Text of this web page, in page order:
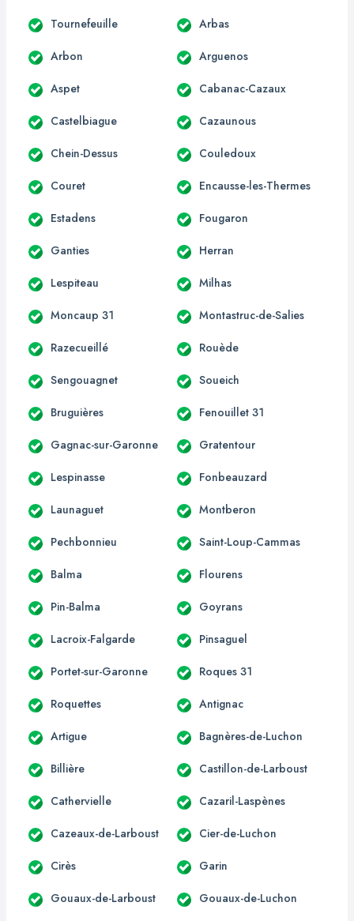
Tournefeuille Arbas
Arbon Arguenos
Aspet Cabanac-Cazaux
Castelbiague Cazaunous
Chein-Dessus Couledoux
Couret Encausse-les-Thermes
Estadens Fougaron
Ganties Herran
Lespiteau Milhas
Moncaup 31 Montastruc-de-Salies
Razecueillé Rouède
Sengouagnet Soueich
Bruguières Fenouillet 31
Gagnac-sur-Garonne Gratentour
Lespinasse Fonbeauzard
Launaguet Montberon
Pechbonnieu Saint-Loup-Cammas
Balma Flourens
Pin-Balma Goyrans
Lacroix-Falgarde Pinsaguel
Portet-sur-Garonne Roques 31
Roquettes Antignac
Artigue Bagnères-de-Luchon
Billière Castillon-de-Larboust
Cathervielle Cazaril-Laspènes
Cazeaux-de-Larboust Cier-de-Luchon
Cirès Garin
Gouaux-de-Larboust Gouaux-de-Luchon